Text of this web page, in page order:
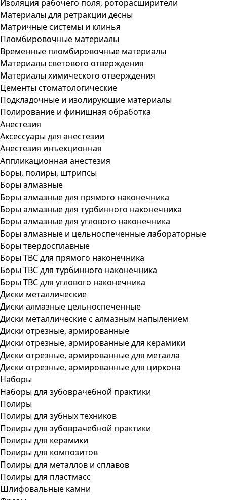
Изоляция рабочего поля, роторасширители
Материалы для ретракции десны
Матричные системы и клинья
Пломбировочные материалы
Временные пломбировочные материалы
Материалы светового отверждения
Материалы химического отверждения
Цементы стоматологические
Подкладочные и изолирующие материалы
Полирование и финишная обработка
Анестезия
Аксессуары для анестезии
Анестезия инъекционная
Аппликационная анестезия
Боры, полиры, штрипсы
Боры алмазные
Боры алмазные для прямого наконечника
Боры алмазные для турбинного наконечника
Боры алмазные для углового наконечника
Боры алмазные и цельноспеченные лабораторные
Боры твердосплавные
Боры ТВС для прямого наконечника
Боры ТВС для турбинного наконечника
Боры ТВС для углового наконечника
Диски металлические
Диски алмазные цельноспеченные
Диски металлические с алмазным напылением
Диски отрезные, армированные
Диски отрезные, армированные для керамики
Диски отрезные, армированные для металла
Диски отрезные, армированные для циркона
Наборы
Наборы для зубоврачебной практики
Полиры
Полиры для зубных техников
Полиры для зубоврачебной практики
Полиры для керамики
Полиры для композитов
Полиры для металлов и сплавов
Полиры для пластмасс
Шлифовальные камни